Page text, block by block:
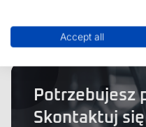
Potrzebujesz
Skontaktuj
Accept all